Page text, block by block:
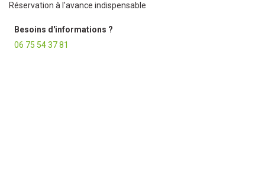
Réservation à l'avance indispensable
Besoins d'informations ?
06 75 54 37 81